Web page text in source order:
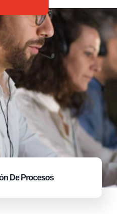
De Procesos